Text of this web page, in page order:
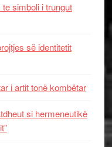
simboli i trungut
së identitetit
i artit tonë kombëtar
si hermeneutikë